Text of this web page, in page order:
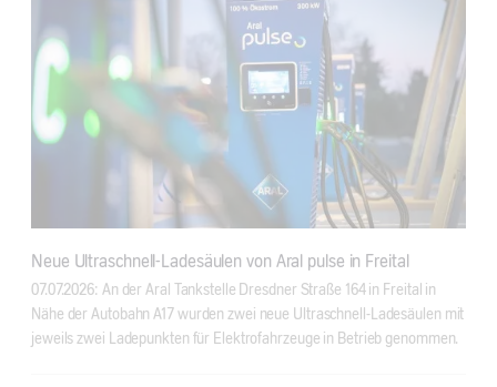
Neue Ultraschnell-Ladesäulen von Aral pulse in Freital
07.07.2026: An der Aral Tankstelle Dresdner Straße 164 in Freital in
Nähe der Autobahn A17 wurden zwei neue Ultraschnell-Ladesäulen mit
jeweils zwei Ladepunkten für Elektrofahrzeuge in Betrieb genommen.